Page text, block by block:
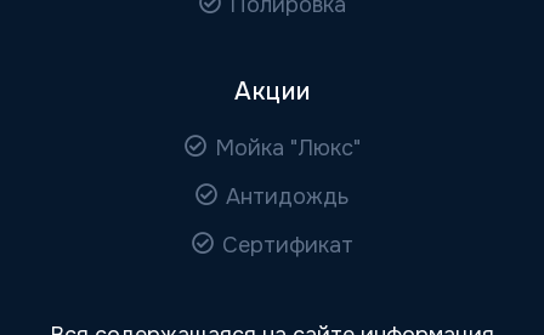
Акции
Мойка "Люкс"
Антидождь
Сертификат